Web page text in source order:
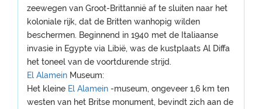
zeewegen van Groot-Brittannië af te sluiten naar het
koloniale rijk, dat de Britten wanhopig wilden
beschermen. Beginnend in 1940 met de Italiaanse
invasie in Egypte via Libië, was de kustplaats Al Diffa
het toneel van de voortdurende strijd.
El Alamein Museum:
Het kleine El Alamein -museum, ongeveer 1,6 km ten
westen van het Britse monument, bevindt zich aan de